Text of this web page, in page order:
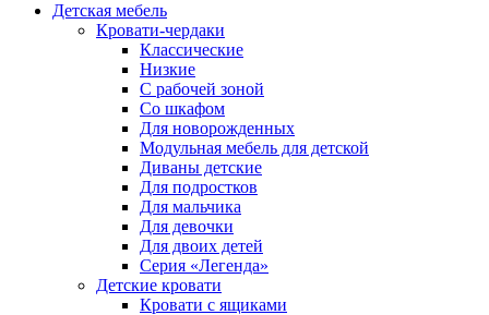
Детская мебель
Кровати-чердаки
Классические
Низкие
С рабочей зоной
Со шкафом
Для новорожденных
Модульная мебель для детской
Диваны детские
Для подростков
Для мальчика
Для девочки
Для двоих детей
Серия «Легенда»
Детские кровати
Кровати с ящиками